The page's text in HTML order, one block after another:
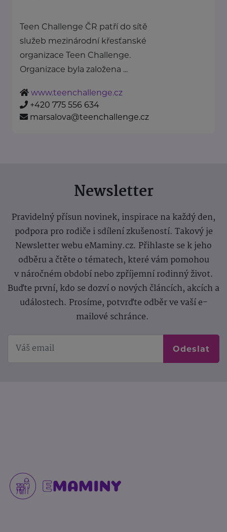
Teen Challenge ČR patří do sítě
služeb mezinárodní křesťanské
organizace Teen Challenge.
Organizace byla založena ...
www.teenchallenge.cz
+420 775 556 634
marsalova@teenchallenge.cz
Newsletter
Pravidelný přísun novinek, inspirace na každý den,
podpora pro rodiče i sdílení zkušeností. Takový je
Newsletter webu eMaminy.cz. Přihlaste se k jeho
odběru a čtěte o tématech, které vám pomohou
v náročném období nebo zpříjemní rodinný život.
Buďte první, kdo se dozví o nových článcích, akcích a
událostech. Prosíme, potvrďte odběr ve vaší e-
mailové schránce.
Odeslat